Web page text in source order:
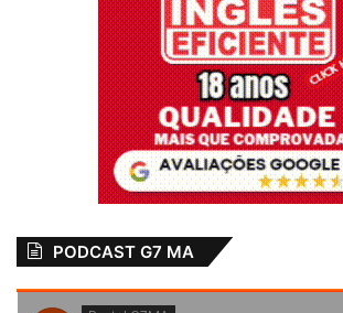
PODCAST G7 MA